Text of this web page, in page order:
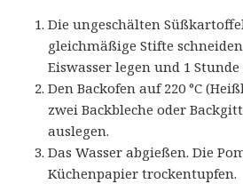
Die ungeschälten
gleichmäßige Stifte
Eiswasser legen und 1
Den Backofen auf 220 °C
zwei Backbleche oder
auslegen.
Das Wasser abgießen. Die
Küchenpapier trockentupfen.